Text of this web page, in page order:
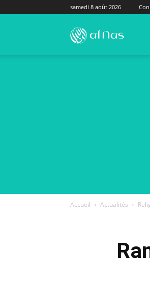
samedi 8 août 2026
alNas.fr
Accueil Actualités